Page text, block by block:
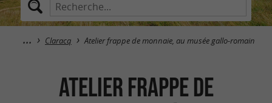
Claracq Atelier frappe de monnaie, au musée gallo-romain
Atelier frappe de